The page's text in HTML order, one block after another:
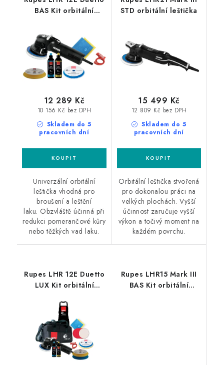
BAS Kit orbitální
Skladem do 5
pracovních dní
10 156 Kč bez DPH
12 289 Kč
Univerzální orbitální
leštička vhodná pro
broušení a leštění
laku. Obzvláště účinná při
redukci pomerančové kůry
nebo těžkých vad laku.
STD orbitální leštička
Skladem do 5
pracovních dní
12 809 Kč bez DPH
15 499 Kč
Orbitální leštička stvořená
pro dokonalou práci na
velkých plochách. Vyšší
účinnost zaručuje vyšší
výkon a točivý moment na
každém povrchu.
Rupes LHR 12E Duetto
LUX Kit orbitální
Rupes LHR15 Mark III
BAS Kit orbitální